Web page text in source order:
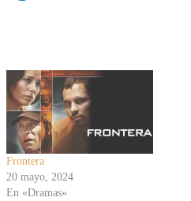
Frontera
20 mayo, 2024
En «Dramas»